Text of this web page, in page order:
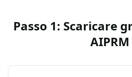
Passo 1: Scaricare
AIPRM